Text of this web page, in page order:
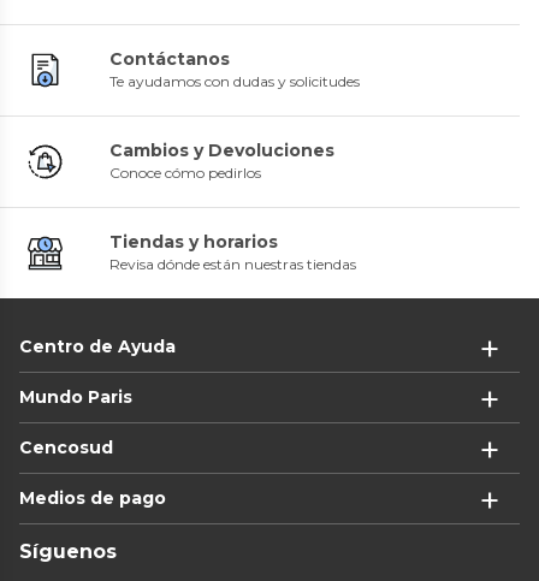
Contáctanos
Te ayudamos con dudas y solicitudes
Cambios y Devoluciones
Conoce cómo pedirlos
Tiendas y horarios
Revisa dónde están nuestras tiendas
Centro de Ayuda
Mundo Paris
Cencosud
Medios de pago
Síguenos